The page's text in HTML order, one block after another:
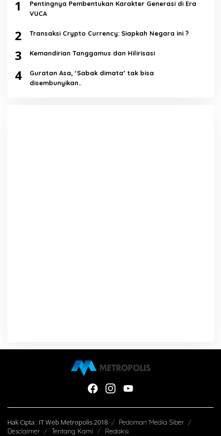
1
Pentingnya Pembentukan Karakter Generasi di Era
VUCA
2 Transaksi Crypto Currency: Siapkah Negara ini ?
3 Kemandirian Tanggamus dan Hilirisasi
4
Guratan Asa, ‘Sabak dimata’ tak bisa
disembunyikan..
Hak Cipta : IT Web Metropolis 2018
Pedoman Media Siber
Desclaimer
Tentang Kami Redaksi